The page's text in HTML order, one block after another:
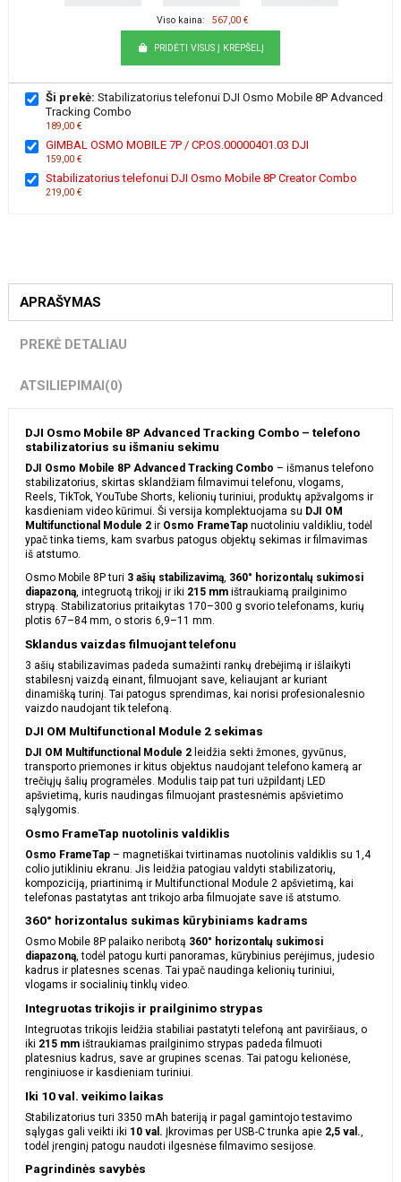
Viso kaina: 567,00 €
PRIDĖTI VISUS Į KREPŠELĮ
Ši prekė: Stabilizatorius telefonui DJI Osmo Mobile 8P Advanced
Tracking Combo
189,00 €
GIMBAL OSMO MOBILE 7P / CP.OS.00000401.03 DJI
159,00 €
Stabilizatorius telefonui DJI Osmo Mobile 8P Creator Combo
219,00 €
APRAŠYMAS
PREKĖ DETALIAU
ATSILIEPIMAI (0)
DJI Osmo Mobile 8P Advanced Tracking Combo – telefono
stabilizatorius su išmaniu sekimu
DJI Osmo Mobile 8P Advanced Tracking Combo – išmanus telefono
stabilizatorius, skirtas sklandžiam filmavimui telefonu, vlogams,
Reels, TikTok, YouTube Shorts, kelionių turiniui, produktų apžvalgoms ir
kasdieniam video kūrimui. Ši versija komplektuojama su DJI OM
Multifunctional Module 2 ir Osmo FrameTap nuotoliniu valdikliu, todėl
ypač tinka tiems, kam svarbus patogus objektų sekimas ir filmavimas
iš atstumo.
Osmo Mobile 8P turi 3 ašių stabilizavimą, 360° horizontalų sukimosi
diapazoną, integruotą trikojį ir iki 215 mm ištraukiamą prailginimo
strypą. Stabilizatorius pritaikytas 170–300 g svorio telefonams, kurių
plotis 67–84 mm, o storis 6,9–11 mm.
Sklandus vaizdas filmuojant telefonu
3 ašių stabilizavimas padeda sumažinti rankų drebėjimą ir išlaikyti
stabilesnį vaizdą einant, filmuojant save, keliaujant ar kuriant
dinamišką turinį. Tai patogus sprendimas, kai norisi profesionalesnio
vaizdo naudojant tik telefoną.
DJI OM Multifunctional Module 2 sekimas
DJI OM Multifunctional Module 2 leidžia sekti žmones, gyvūnus,
transporto priemones ir kitus objektus naudojant telefono kamerą ar
trečiųjų šalių programėles. Modulis taip pat turi užpildantį LED
apšvietimą, kuris naudingas filmuojant prastesnėmis apšvietimo
sąlygomis.
Osmo FrameTap nuotolinis valdiklis
Osmo FrameTap – magnetiškai tvirtinamas nuotolinis valdiklis su 1,4
colio jutikliniu ekranu. Jis leidžia patogiau valdyti stabilizatorių,
kompoziciją, priartinimą ir Multifunctional Module 2 apšvietimą, kai
telefonas pastatytas ant trikojo arba filmuojate save iš atstumo.
360° horizontalus sukimas kūrybiniams kadrams
Osmo Mobile 8P palaiko neribotą 360° horizontalų sukimosi
diapazoną, todėl patogu kurti panoramas, kūrybinius perėjimus, judesio
kadrus ir platesnes scenas. Tai ypač naudinga kelionių turiniui,
vlogams ir socialinių tinklų video.
Integruotas trikojis ir prailginimo strypas
Integruotas trikojis leidžia stabiliai pastatyti telefoną ant paviršiaus, o
iki 215 mm ištraukiamas prailginimo strypas padeda filmuoti
platesnius kadrus, save ar grupines scenas. Tai patogu kelionėse,
renginiuose ir kasdieniam turiniui.
Iki 10 val. veikimo laikas
Stabilizatorius turi 3350 mAh bateriją ir pagal gamintojo testavimo
sąlygas gali veikti iki 10 val. Įkrovimas per USB-C trunka apie 2,5 val.
todėl įrenginį patogu naudoti ilgesnėse filmavimo sesijose.
Pagrindinės savybės